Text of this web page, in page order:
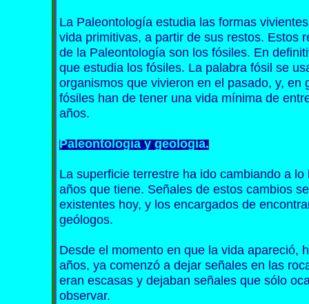
La Paleontología estudia las formas
vida primitivas, a partir de sus restos. Estos
de la Paleontología son los fósiles. En
que estudia los fósiles. La palabra fósil se
organismos que vivieron en el pasado, y, en
fósiles han de tener una vida mínima de
años.
Paleontología y geología.
La superficie terrestre ha ido cambiando a
años que tiene. Señales de estos cambios
existentes hoy, y los encargados de
geólogos.
Desde el momento en que la vida apareció,
años, ya comenzó a dejar señales en las
eran escasas y dejaban señales que sólo
observar.